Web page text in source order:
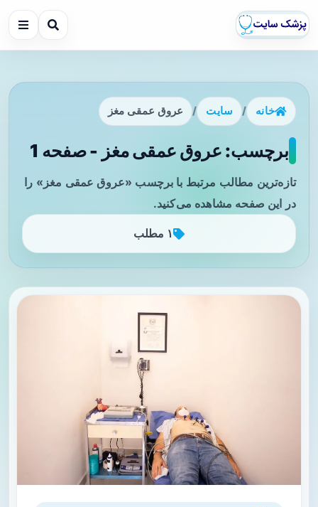
خانه / سایت / عروق عمقی مغز
برچسب: عروق عمقی مغز - صفحه 1
تازه‌ترین مطالب مرتبط با برچسب «عروق عمقی مغز» را
در این صفحه مشاهده می‌کنید.
۱ مطلب